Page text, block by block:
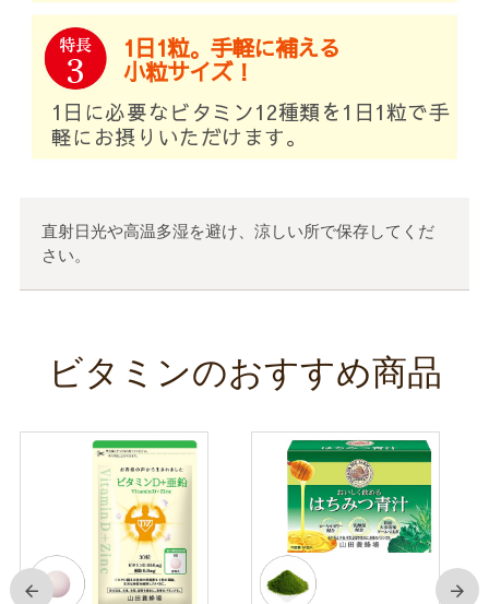
特長
3 1日1粒。手軽に補える
小粒サイズ！
1日に必要なビタミン12種類を1日1粒で手
軽にお摂りいただけます。
直射日光や高温多湿を避け、涼しい所で保存してくだ
さい。
ビタミンのおすすめ商品
前 次